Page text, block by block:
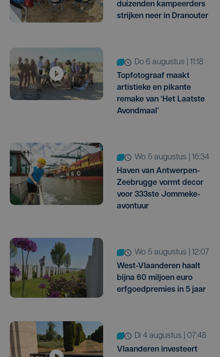
duizenden kampeerders
strijken neer in Dranouter
do 6 augustus | 11:18
Topfotograaf maakt
artistieke en pikante
remake van ‘Het Laatste
Avondmaal’
wo 5 augustus | 16:34
Haven van Antwerpen-
Zeebrugge vormt decor
voor 333ste Jommeke-
avontuur
wo 5 augustus | 12:07
West-Vlaanderen haalt
bijna 60 miljoen euro
erfgoedpremies in 5 jaar
di 4 augustus | 07:48
Vlaanderen investeert